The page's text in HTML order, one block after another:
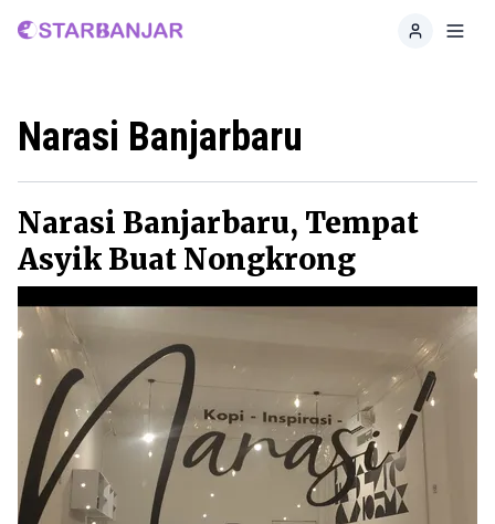
Home
Narasi Banjarbaru
Narasi Banjarbaru, Tempat
Asyik Buat Nongkrong